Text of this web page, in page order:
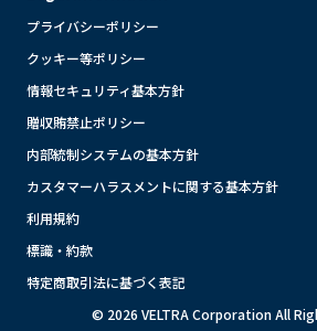
プライバシーポリシー
クッキー等ポリシー
情報セキュリティ基本方針
贈収賄禁止ポリシー
内部統制システムの基本方針
カスタマーハラスメントに関する基本方針
利用規約
標識・約款
特定商取引法に基づく表記
© 2026 VELTRA Corporation All